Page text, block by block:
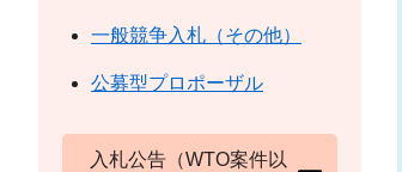
一般競争入札（その他）
公募型プロポーザル
入札公告（WTO案件以